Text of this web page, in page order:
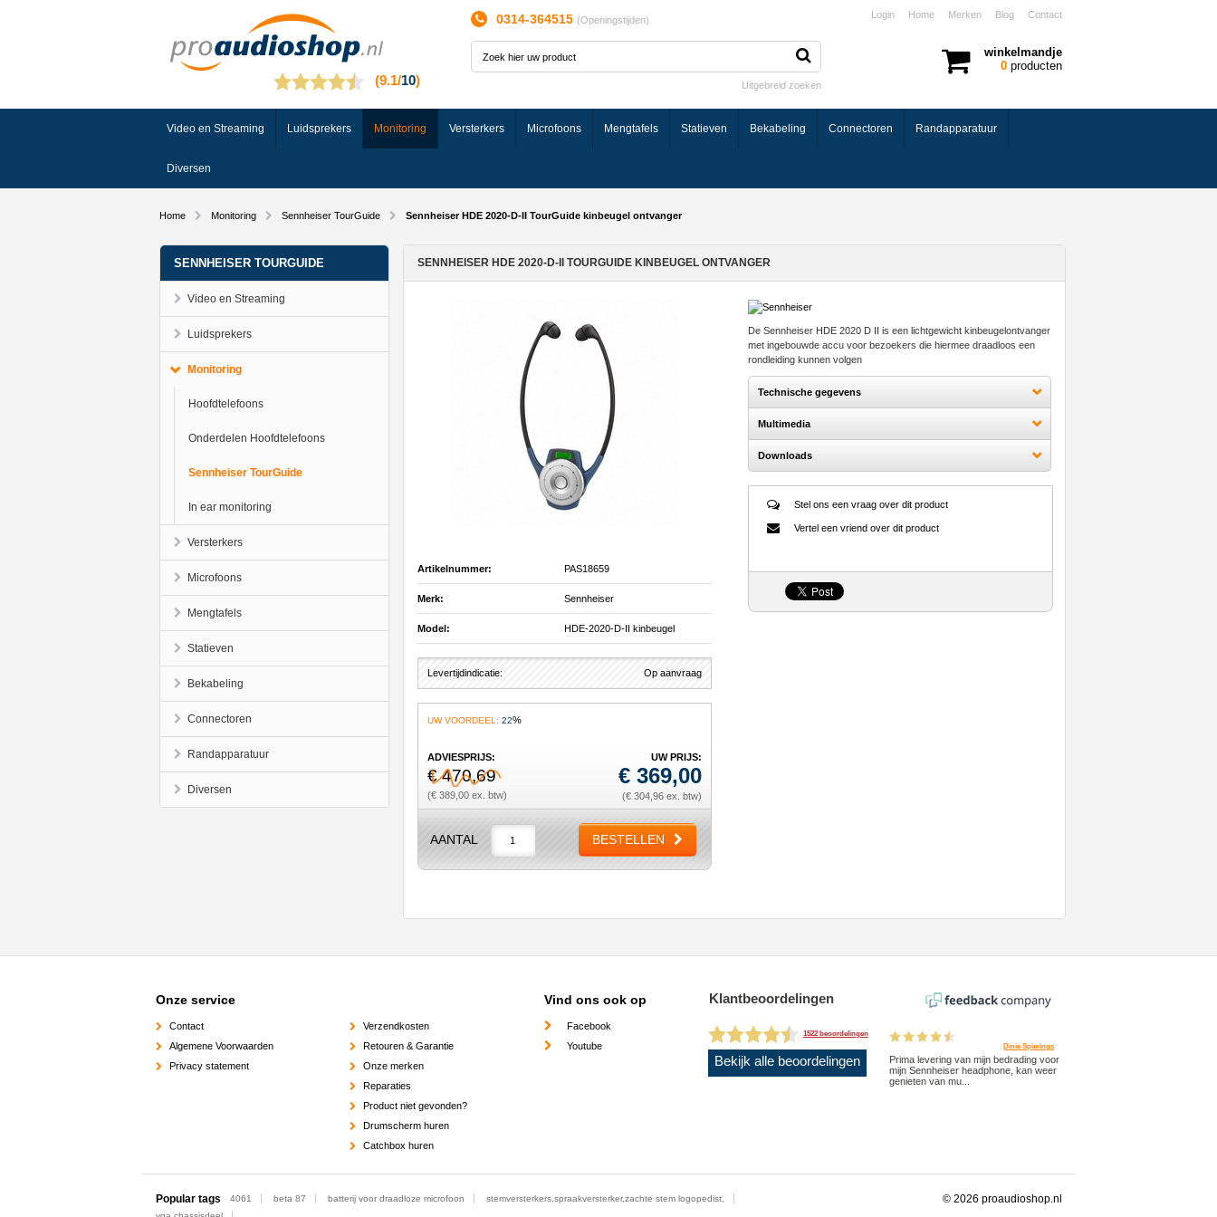
Login Home Merken Blog Contact
winkelmandje
0producten
0314-364515 (Openingstijden)
Uitgebreid zoeken
Video en Streaming Luidsprekers Monitoring Versterkers Microfoons Mengtafels Statieven Bekabeling Connectoren Randapparatuur
Diversen
Home Monitoring Sennheiser TourGuide Sennheiser HDE 2020-D-II TourGuide kinbeugel ontvanger
SENNHEISER TOURGUIDE
Video en Streaming
Luidsprekers
Monitoring
Hoofdtelefoons
Onderdelen Hoofdtelefoons
Sennheiser TourGuide
In ear monitoring
Versterkers
Microfoons
Mengtafels
Statieven
Bekabeling
Connectoren
Randapparatuur
Diversen
SENNHEISER HDE 2020-D-II TOURGUIDE KINBEUGEL ONTVANGER
Artikelnummer: PAS18659
Merk: Sennheiser
Model: HDE-2020-D-II kinbeugel
Levertijdindicatie: Op aanvraag
UW VOORDEEL: 22%
ADVIESPRIJS:
€ 470,69
(€ 389,00 ex. btw)
UW PRIJS:
€ 369,00
(€ 304,96 ex. btw)
AANTAL BESTELLEN
De Sennheiser HDE 2020 D II is een lichtgewicht kinbeugelontvanger
met ingebouwde accu voor bezoekers die hiermee draadloos een
rondleiding kunnen volgen
Technische gegevens
Multimedia
Downloads
Vertel een vriend over dit product
Stel ons een vraag over dit product
Onze service
Contact
Algemene Voorwaarden
Privacy statement
Verzendkosten
Retouren & Garantie
Onze merken
Reparaties
Product niet gevonden?
Drumscherm huren
Catchbox huren
Vind ons ook op
Facebook
Youtube
Klantbeoordelingen
1522 beoordelingen
Bekijk alle beoordelingen
Dinie Spierings
Prima levering van mijn bedrading voor
mijn Sennheiser headphone, kan weer
genieten van mu...
Popular tags 4061 beta 87 batterij voor draadloze microfoon
stemversterkers,spraakversterker,zachte stem logopedist,
© 2026 proaudioshop.nl